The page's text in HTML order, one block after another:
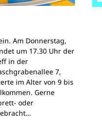
Am Donnerstag,
um 17.30 Uhr der
in der
7,
im Alter von 9 bis
Gerne
oder